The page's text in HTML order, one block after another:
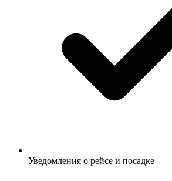
Уведомления о рейсе и посадке